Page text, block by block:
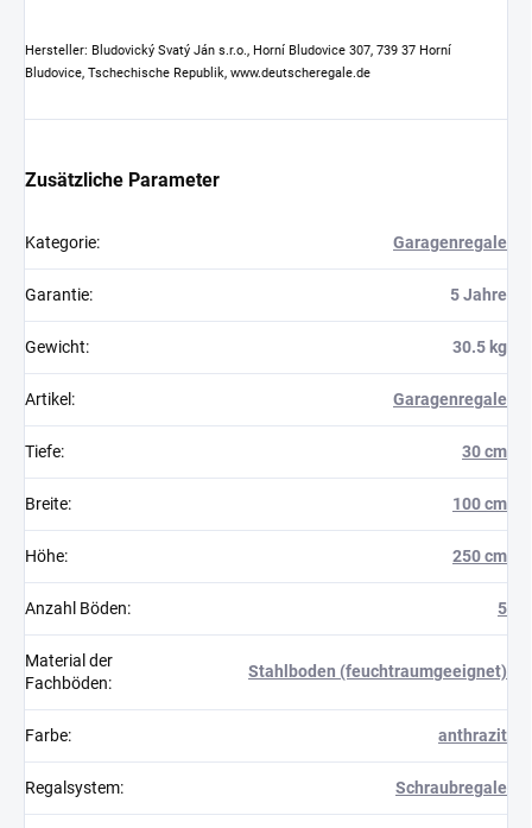
Hersteller: Bludovický Svatý Ján s.r.o., Horní Bludovice 307, 739 37 Horní
Bludovice, Tschechische Republik, www.deutscheregale.de
Zusätzliche Parameter
Kategorie: Garagenregale
Garantie: 5 Jahre
Gewicht: 30.5 kg
Artikel : Garagenregale
Tiefe: 30 cm
Breite: 100 cm
Höhe: 250 cm
Anzahl Böden: 5
Material der
Fachböden:
Stahlboden (feuchtraumgeeignet)
Farbe: anthrazit
Regalsystem: Schraubregale